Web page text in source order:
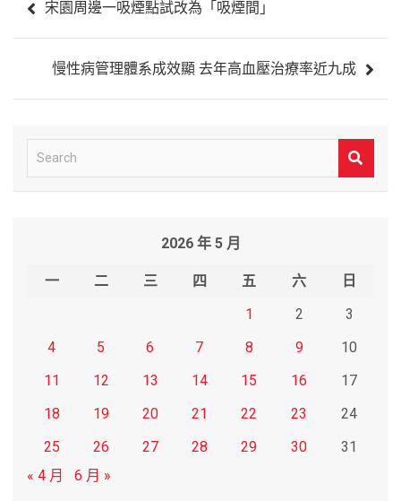
章
宋園周邊一吸煙點試改為「吸煙間」
慢性病管理體系成效顯 去年高血壓治療率近九成
e
2026 年 5 月
一 二 三 四 五 六
日
1
2
3
4
5 6 7 8 9
10
11
12 13 14 15 16
17
18
19 20 21 22 23
24
25
26 27 28 29 30
31
« 4 月
6 月 »